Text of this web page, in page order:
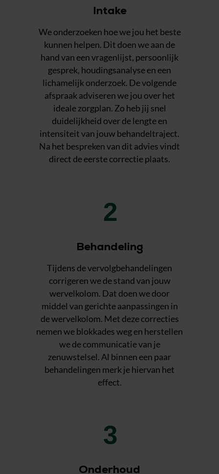
Intake
We onderzoeken hoe we jou het beste
kunnen helpen. Dit doen we aan de
hand van een vragenlijst, persoonlijk
gesprek, houdingsanalyse en een
lichamelijk onderzoek. De volgende
afspraak adviseren we jou over het
ideale zorgplan. Zo heb jij snel
duidelijkheid over de lengte en
intensiteit van jouw behandeltraject.
Na het bespreken van dit advies vindt
direct de eerste correctie plaats.
2
Behandeling
Tijdens de vervolgbehandelingen
corrigeren we de stand van jouw
wervelkolom. Dat doen we door
middel van gerichte aanpassingen in
de wervelkolom. Met deze correcties
nemen we blokkades weg en herstellen
we de communicatie van je
zenuwstelsel. Al binnen een paar
behandelingen merk je hiervan het
effect.
3
Onderhoud